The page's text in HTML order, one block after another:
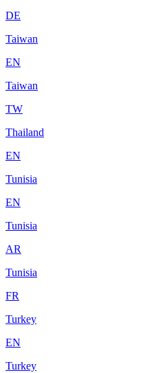
DE
Taiwan
EN
Taiwan
TW
Thailand
EN
Tunisia
EN
Tunisia
AR
Tunisia
FR
Turkey
EN
Turkey